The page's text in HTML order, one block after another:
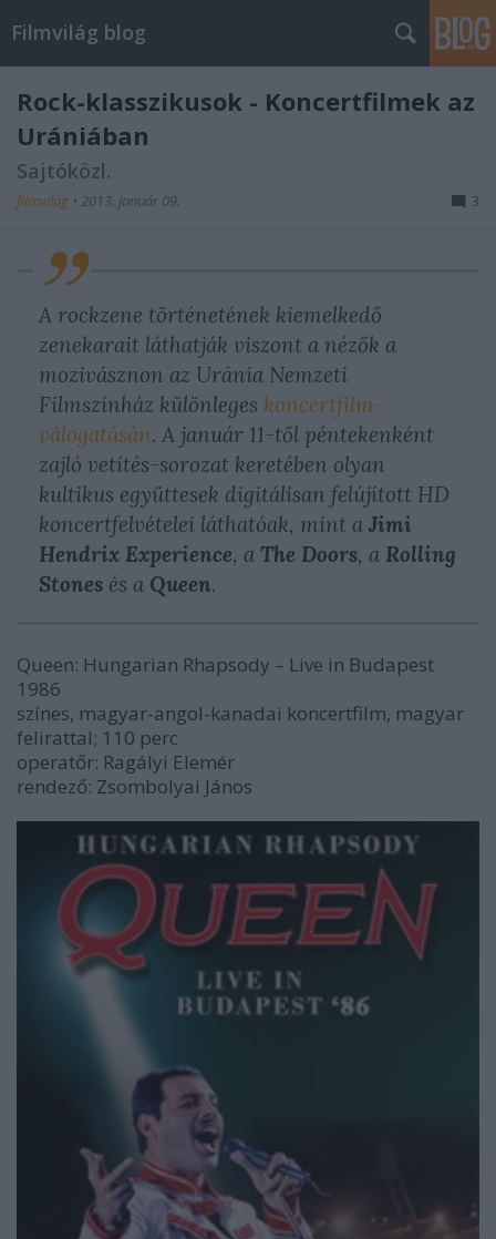
Filmvilág blog
Rock-klasszikusok - Koncertfilmek az
Urániában
Sajtóközl.
filmvilág • 2013. január 09. 3
A rockzene történetének kiemelkedő
zenekarait láthatják viszont a nézők a
mozivásznon az Uránia Nemzeti
Filmszínház különleges koncertfilm-
válogatásán. A január 11-től péntekenként
zajló vetítés-sorozat keretében olyan
kultikus együttesek digitálisan felújított HD
koncertfelvételei láthatóak, mint a Jimi
Hendrix Experience, a The Doors, a Rolling
Stones és a Queen.
Queen: Hungarian Rhapsody – Live in Budapest
1986
színes, magyar-angol-kanadai koncertfilm, magyar
felirattal; 110 perc
operatőr: Ragályi Elemér
rendező: Zsombolyai János